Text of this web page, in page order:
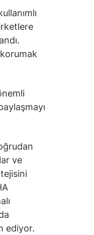
ve
ediyor.